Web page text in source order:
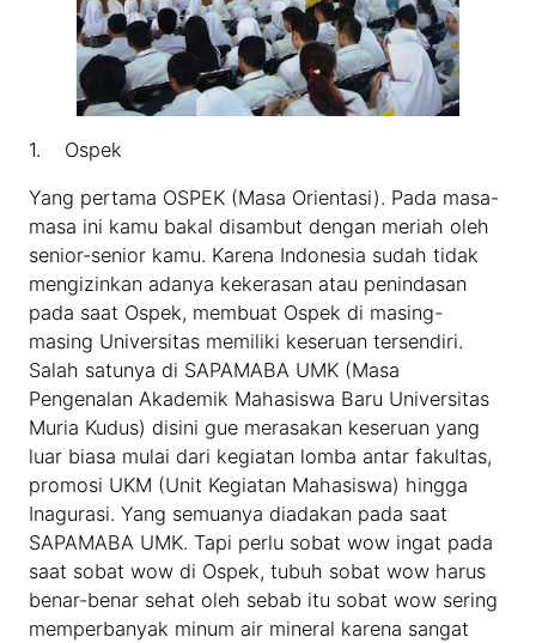
1. Ospek
Yang pertama OSPEK (Masa Orientasi). Pada masa-
masa ini kamu bakal disambut dengan meriah oleh
senior-senior kamu. Karena Indonesia sudah tidak
mengizinkan adanya kekerasan atau penindasan
pada saat Ospek, membuat Ospek di masing-
masing Universitas memiliki keseruan tersendiri.
Salah satunya di SAPAMABA UMK (Masa
Pengenalan Akademik Mahasiswa Baru Universitas
Muria Kudus) disini gue merasakan keseruan yang
luar biasa mulai dari kegiatan lomba antar fakultas,
promosi UKM (Unit Kegiatan Mahasiswa) hingga
Inagurasi. Yang semuanya diadakan pada saat
SAPAMABA UMK. Tapi perlu sobat wow ingat pada
saat sobat wow di Ospek, tubuh sobat wow harus
benar-benar sehat oleh sebab itu sobat wow sering
memperbanyak minum air mineral karena sangat